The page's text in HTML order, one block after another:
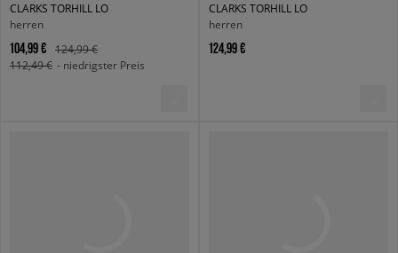
CLARKS TORHILL LO
herren
104,99 €
124,99 €
112,49 € - niedrigster Preis
CLARKS TORHILL LO
herren
124,99 €